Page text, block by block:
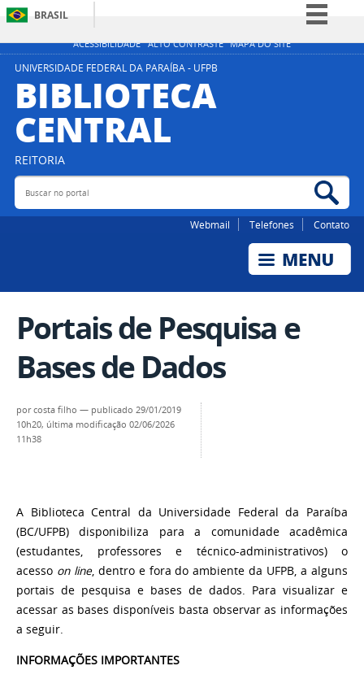
ACESSIBILIDADE ALTO CONTRASTE MAPA DO SITE
BRASIL
Simplifique!
UNIVERSIDADE FEDERAL DA PARAÍBA - UFPB
BIBLIOTECA
CENTRAL
REITORIA
Buscar no portal
Webmail Telefones Contato
Portais de Pesquisa e
Bases de Dados
porcosta filho — publicado 29/01/2019
10h20, última modificação 02/06/2026
11h38
A Biblioteca Central da Universidade Federal da Paraíba
(BC/UFPB) disponibiliza para a comunidade acadêmica
(estudantes, professores e técnico-administrativos) o
acesso on line, dentro e fora do ambiente da UFPB, a alguns
portais de pesquisa e bases de dados. Para visualizar e
acessar as bases disponíveis basta observar as informações
a seguir.
INFORMAÇÕES IMPORTANTES